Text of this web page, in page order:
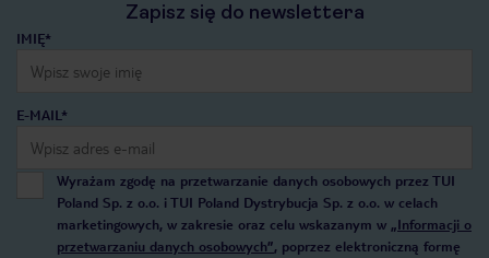
Zapisz się do newslettera
IMIĘ*
E-MAIL*
Wyrażam zgodę na przetwarzanie danych osobowych przez TUI
Poland Sp. z o.o. i TUI Poland Dystrybucja Sp. z o.o. w celach
marketingowych, w zakresie oraz celu wskazanym w „Informacji o
przetwarzaniu danych osobowych”, poprzez elektroniczną formę